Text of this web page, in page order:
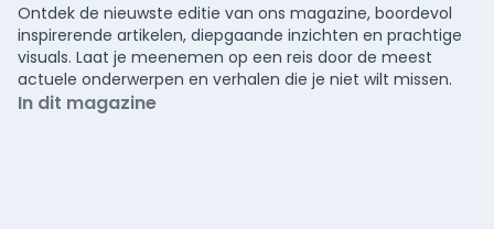
Ontdek de nieuwste editie van ons magazine, boordevol
inspirerende artikelen, diepgaande inzichten en prachtige
visuals. Laat je meenemen op een reis door de meest
actuele onderwerpen en verhalen die je niet wilt missen.
In dit magazine